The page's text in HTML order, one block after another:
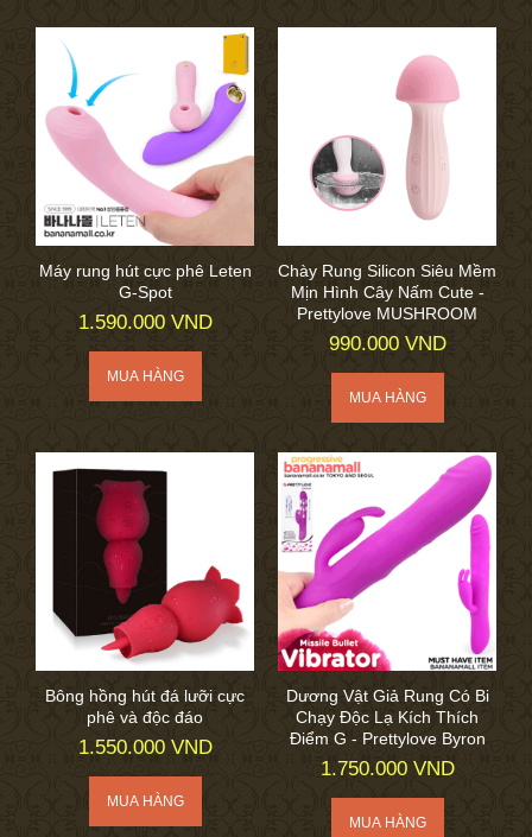
Máy rung hút cực phê Leten
G-Spot
1.590.000 VND
Chày Rung Silicon Siêu Mềm
Mịn Hình Cây Nấm Cute -
Prettylove MUSHROOM
990.000 VND
Bông hồng hút đá lưỡi cực
phê và độc đáo
1.550.000 VND
Dương Vật Giả Rung Có Bi
Chạy Độc Lạ Kích Thích
Điểm G - Prettylove Byron
1.750.000 VND